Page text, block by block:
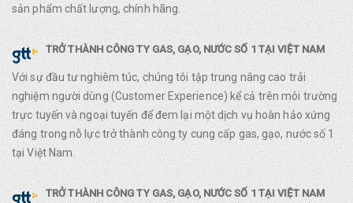
sản phẩm chất lượng, chính hãng.
TRỞ THÀNH CÔNG TY GAS, GẠO, NƯỚC SỐ 1 TẠI VIỆT NAM
Với sự đầu tư nghiêm túc, chúng tôi tập trung nâng cao trải
nghiệm người dùng (Customer Experience) kể cả trên môi trường
trực tuyến và ngoại tuyến để đem lại một dịch vụ hoàn hảo xứng
đáng trong nỗ lực trở thành công ty cung cấp gas, gạo, nước số 1
tại Việt Nam.
TRỞ THÀNH CÔNG TY GAS, GẠO, NƯỚC SỐ 1 TẠI VIỆT NAM